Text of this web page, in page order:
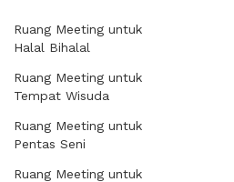
Ruang Meeting untuk
Halal Bihalal
Ruang Meeting untuk
Tempat Wisuda
Ruang Meeting untuk
Pentas Seni
Ruang Meeting untuk